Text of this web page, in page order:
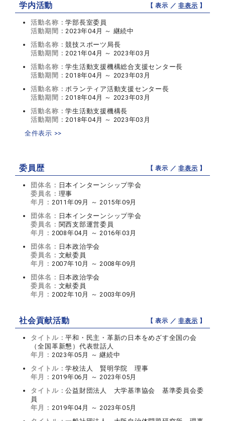
学内活動 【 表示 ／非表示 】
活動名称：学部長室委員
活動期間：2023年04月 ～ 継続中
活動名称：競技スポーツ局長
活動期間：2021年04月 ～ 2023年03月
活動名称：学生活動支援機構総合支援センター長
活動期間：2018年04月 ～ 2023年03月
活動名称：ボランティア活動支援センター長
活動期間：2018年04月 ～ 2023年03月
活動名称：学生活動支援機構長
活動期間：2018年04月 ～ 2023年03月
全件表示 >>
委員歴 【 表示 ／非表示 】
団体名： 日本インターンシップ学会
委員名： 理事
年月： 2011年09月 ～ 2015年09月
団体名： 日本インターンシップ学会
委員名： 関西支部運営委員
年月： 2008年04月 ～ 2016年03月
団体名： 日本政治学会
委員名： 文献委員
年月： 2007年10月 ～ 2008年09月
団体名： 日本政治学会
委員名： 文献委員
年月： 2002年10月 ～ 2003年09月
社会貢献活動 【 表示 ／非表示 】
タイトル：平和・民主・革新の日本をめざす全国の会
（全国革新懇）代表世話人
年月： 2023年05月 ～ 継続中
タイトル：学校法人 賢明学院 理事
年月： 2019年06月 ～ 2023年05月
タイトル：公益財団法人 大学基準協会 基準委員会委
員
年月： 2019年04月 ～ 2023年05月